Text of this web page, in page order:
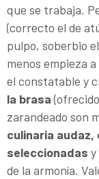
que se trabaja.
(correcto el de
pulpo, soberbio
menos empieza
el constatable y
la brasa
zarandeado son
culinaria
seleccionadas
de la armonía.